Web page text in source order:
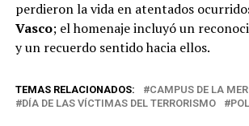
perdieron la vida en atentados
Vasco; el homenaje incluyó un
y un recuerdo sentido hacia ellos.
TEMAS RELACIONADOS:
CAMPUS DE LA
DÍA DE LAS VÍCTIMAS DEL TERRORISMO